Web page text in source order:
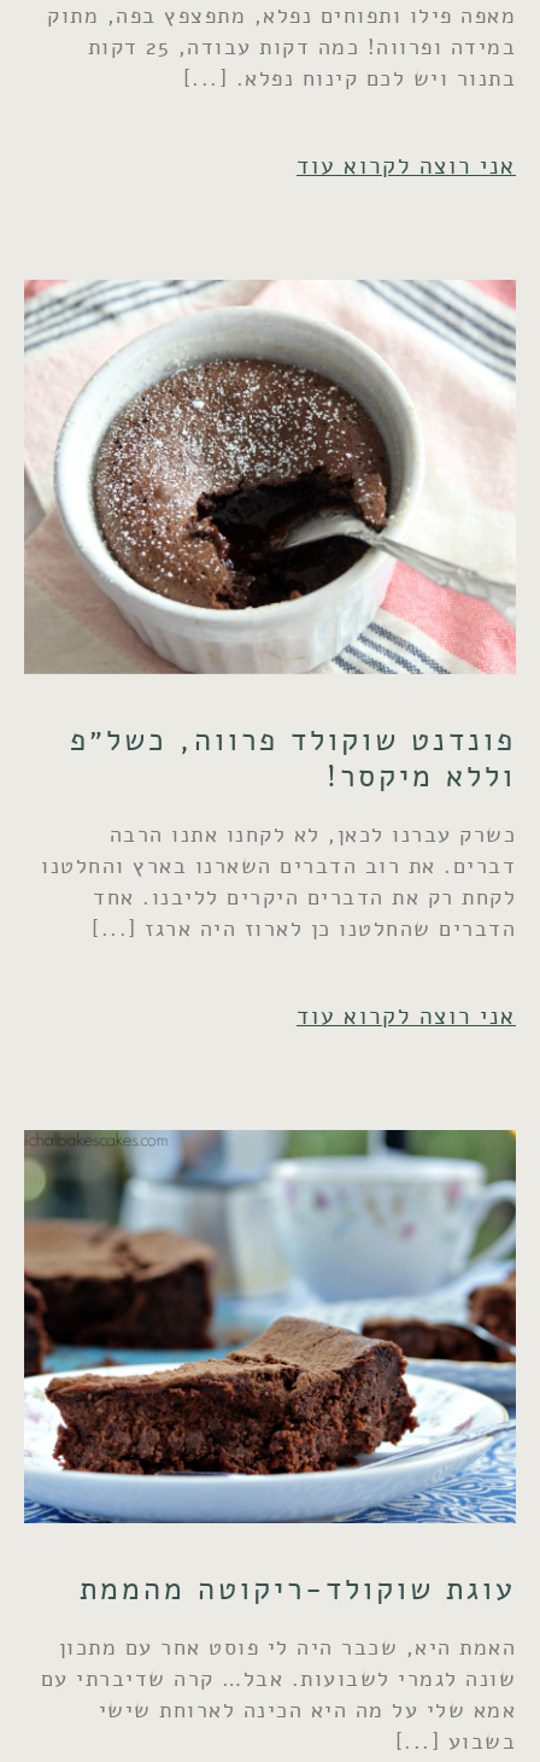
מאפה פילו ותפוחים נפלא, מתפצפץ בפה, מתוק
במידה ופרווה! כמה דקות עבודה, 25 דקות
בתנור ויש לכם קינוח נפלא.
אני רוצה לקרוא עוד
פונדנט שוקולד פרווה, כשל״פ
וללא מיקסר!
כשרק עברנו לכאן, לא לקחנו אתנו הרבה
דברים. את רוב הדברים השארנו בארץ והחלטנו
לקחת רק את הדברים היקרים לליבנו. אחד
הדברים שהחלטנו כן לארוז היה ארגז
אני רוצה לקרוא עוד
עוגת שוקולד-ריקוטה מהממת
האמת היא, שכבר היה לי פוסט אחר עם מתכון
שונה לגמרי לשבועות. אבל… קרה שדיברתי עם
אמא שלי על מה היא הכינה לארוחת שישי
בשבוע